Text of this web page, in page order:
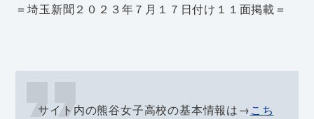
＝埼玉新聞２０２３年７月１７日付け１１面掲載＝
サイト内の熊谷女子高校の基本情報は→こち